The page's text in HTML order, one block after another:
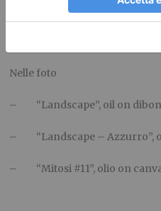
Fino al 9 gennaio 2022
Nelle foto
– “Landscape”, oil on
– “Landscape – Azzurro”,
– “Mitosi #11”, olio on